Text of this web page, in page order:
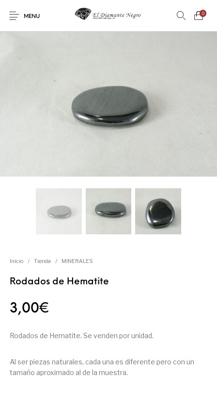
MENU
0
En oferta ! DECORACIÓN
CONSUMO
Inicio / Tienda / MINERALES
Rodados de Hematite
3,00€
Rodados de Hematite. Se venden por unidad.
Al ser piezas naturales, cada una es diferente pero con un
tamaño aproximado al de la muestra.